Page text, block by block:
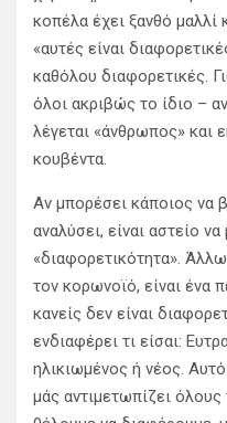
κοπέλα έχει ξανθό μαλλί
«αυτές είναι
καθόλου διαφορετικές.
όλοι ακριβώς το ίδιο –
λέγεται «άνθρωπος» και
κουβέντα.
Αν μπορέσει κάποιος να
αναλύσει, είναι αστείο
«διαφορετικότητα».
τον κορωνοϊό, είναι ένα
κανείς δεν είναι
ενδιαφέρει τι είσαι:
ηλικιωμένος ή νέος.
μάς αντιμετωπίζει